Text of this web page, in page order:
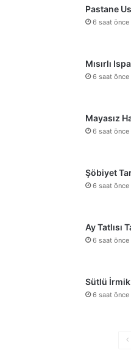
Pastane
6 saat önce
Mısırlı
6 saat önce
Mayasız
6 saat önce
Şöbiyet
6 saat önce
Ay Tatlısı
6 saat önce
Sütlü İrmik
6 saat önce